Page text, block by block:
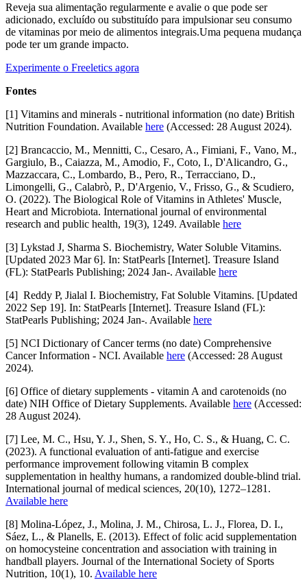
Reveja sua alimentação regularmente e avalie o que pode ser
adicionado, excluído ou substituído para impulsionar seu consumo
de vitaminas por meio de alimentos integrais.Uma pequena mudança
pode ter um grande impacto.
Experimente o Freeletics agora
Fontes
[1] Vitamins and minerals - nutritional information (no date) British
Nutrition Foundation. Available here (Accessed: 28 August 2024).
[2] Brancaccio, M., Mennitti, C., Cesaro, A., Fimiani, F., Vano, M.,
Gargiulo, B., Caiazza, M., Amodio, F., Coto, I., D'Alicandro, G.,
Mazzaccara, C., Lombardo, B., Pero, R., Terracciano, D.,
Limongelli, G., Calabrò, P., D'Argenio, V., Frisso, G., & Scudiero,
O. (2022). The Biological Role of Vitamins in Athletes' Muscle,
Heart and Microbiota. International journal of environmental
research and public health, 19(3), 1249. Available here
[3] Lykstad J, Sharma S. Biochemistry, Water Soluble Vitamins.
[Updated 2023 Mar 6]. In: StatPearls [Internet]. Treasure Island
(FL): StatPearls Publishing; 2024 Jan-. Available here
[4] Reddy P, Jialal I. Biochemistry, Fat Soluble Vitamins. [Updated
2022 Sep 19]. In: StatPearls [Internet]. Treasure Island (FL):
StatPearls Publishing; 2024 Jan-. Available here
[5] NCI Dictionary of Cancer terms (no date) Comprehensive
Cancer Information - NCI. Available here (Accessed: 28 August
2024).
[6] Office of dietary supplements - vitamin A and carotenoids (no
date) NIH Office of Dietary Supplements. Available here (Accessed:
28 August 2024).
[7] Lee, M. C., Hsu, Y. J., Shen, S. Y., Ho, C. S., & Huang, C. C.
(2023). A functional evaluation of anti-fatigue and exercise
performance improvement following vitamin B complex
supplementation in healthy humans, a randomized double-blind trial.
International journal of medical sciences, 20(10), 1272–1281.
Available here
[8] Molina-López, J., Molina, J. M., Chirosa, L. J., Florea, D. I.,
Sáez, L., & Planells, E. (2013). Effect of folic acid supplementation
on homocysteine concentration and association with training in
handball players. Journal of the International Society of Sports
Nutrition, 10(1), 10. Available here